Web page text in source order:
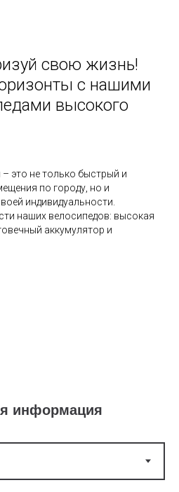
свою жизнь!
с нашими
высокого
это не только быстрый и
по городу, но и
индивидуальности.
наших велосипедов: высокая
аккумулятор и
информация